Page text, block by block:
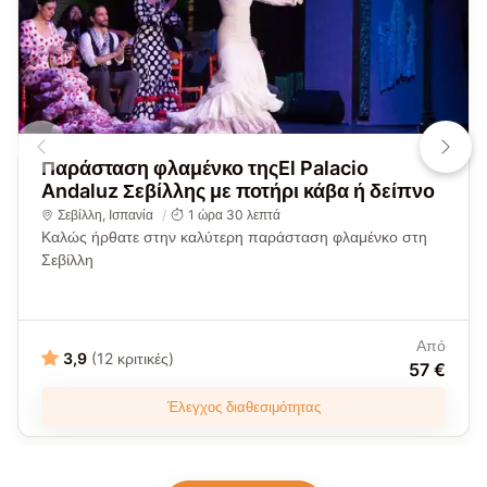
Παράσταση φλαμένκο τηςEl Palacio
Andaluz Σεβίλλης με ποτήρι κάβα ή δείπνο
Σεβίλλη Ισπανία 1 ώρα 30 λεπτά
Καλώς ήρθατε στην καλύτερη παράσταση φλαμένκο στη
Σεβίλλη
3,9 (12 κριτικές)
Από
57 €
Έλεγχος διαθεσιμότητας